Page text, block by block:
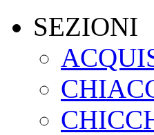
SEZIONI